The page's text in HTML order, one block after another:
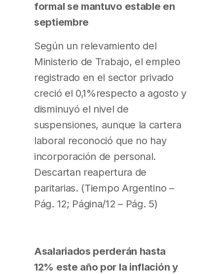
formal se mantuvo estable en
septiembre
Según un relevamiento del
Ministerio de Trabajo, el empleo
registrado en el sector privado
creció el 0,1%respecto a agosto y
disminuyó el nivel de
suspensiones, aunque la cartera
laboral reconoció que no hay
incorporación de personal.
Descartan reapertura de
paritarias. (Tiempo Argentino –
Pág. 12; Página/12 – Pág. 5)
Asalariados perderán hasta
12% este año por la inflación y